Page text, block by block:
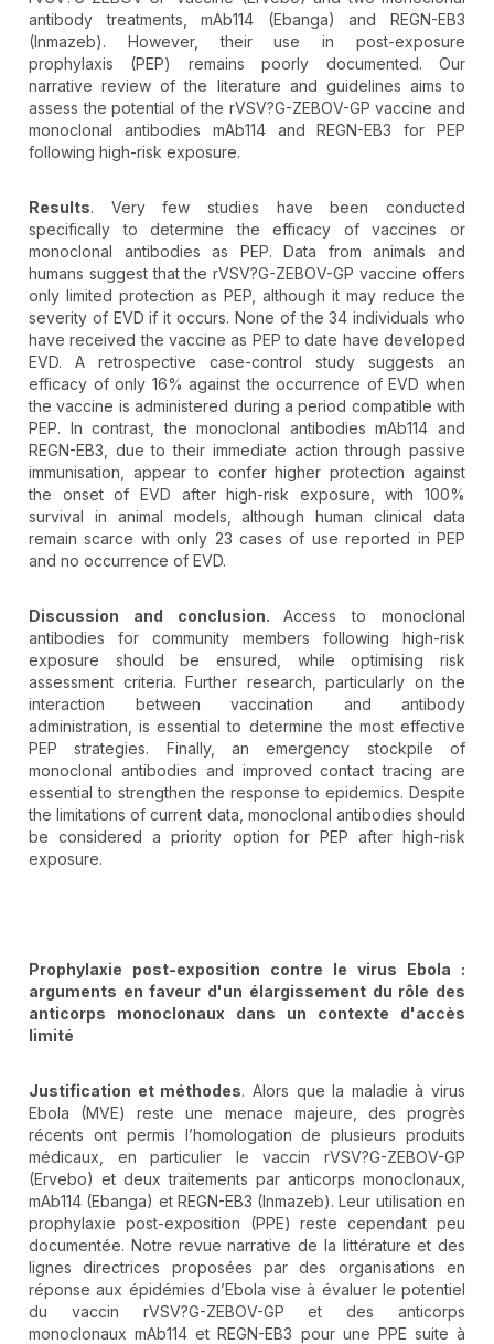
antibody treatments, mAb114 (Ebanga) and REGN-EB3
(Inmazeb). However, their use in post-exposure
prophylaxis (PEP) remains poorly documented. Our
narrative review of the literature and guidelines aims to
assess the potential of the rVSV?G-ZEBOV-GP vaccine and
monoclonal antibodies mAb114 and REGN-EB3 for PEP
following high-risk exposure.
Results. Very few studies have been conducted
specifically to determine the efficacy of vaccines or
monoclonal antibodies as PEP. Data from animals and
humans suggest that the rVSV?G-ZEBOV-GP vaccine offers
only limited protection as PEP, although it may reduce the
severity of EVD if it occurs. None of the 34 individuals who
have received the vaccine as PEP to date have developed
EVD. A retrospective case-control study suggests an
efficacy of only 16% against the occurrence of EVD when
the vaccine is administered during a period compatible with
PEP. In contrast, the monoclonal antibodies mAb114 and
REGN-EB3, due to their immediate action through passive
immunisation, appear to confer higher protection against
the onset of EVD after high-risk exposure, with 100%
survival in animal models, although human clinical data
remain scarce with only 23 cases of use reported in PEP
and no occurrence of EVD.
Discussion and conclusion.Access to monoclonal
antibodies for community members following high-risk
exposure should be ensured, while optimising risk
assessment criteria. Further research, particularly on the
interaction between vaccination and antibody
administration, is essential to determine the most effective
PEP strategies. Finally, an emergency stockpile of
monoclonal antibodies and improved contact tracing are
essential to strengthen the response to epidemics. Despite
the limitations of current data, monoclonal antibodies should
be considered a priority option for PEP after high-risk
exposure.
Prophylaxie post-exposition contre le virus Ebola :
arguments en faveur d'un élargissement du rôle des
anticorps monoclonaux dans un contexte d'accès
limité
Justification et méthodes. Alors que la maladie à virus
Ebola (MVE) reste une menace majeure, des progrès
récents ont permis l’homologation de plusieurs produits
médicaux, en particulier le vaccin rVSV?G-ZEBOV-GP
(Ervebo) et deux traitements par anticorps monoclonaux,
mAb114 (Ebanga) et REGN-EB3 (Inmazeb). Leur utilisation en
prophylaxie post-exposition (PPE) reste cependant peu
documentée. Notre revue narrative de la littérature et des
lignes directrices proposées par des organisations en
réponse aux épidémies d’Ebola vise à évaluer le potentiel
du vaccin rVSV?G-ZEBOV-GP et des anticorps
monoclonaux mAb114 et REGN-EB3 pour une PPE suite à